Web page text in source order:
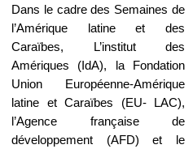
Dans le cadre des Semaines de
l’Amérique latine et des
Caraïbes, L’institut des
Amériques (IdA), la Fondation
Union Européenne-Amérique
latine et Caraïbes (EU- LAC),
l’Agence française de
développement (AFD) et le